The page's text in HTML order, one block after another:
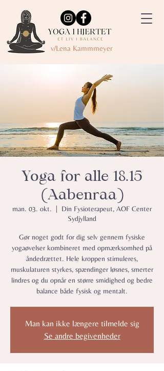
v/Lena Kammmeyer
Yoga for alle 18.15
(Aabenraa)
man. 03. okt.
Din Fysioterapeut, AOF Center
Sydjylland
Gør noget godt for dig selv gennem fysiske
yogaøvelser kombineret med opmærksomhed på
åndedrættet. Hele kroppen stimuleres,
muskulaturen styrkes, spændinger løsnes, smerter
lindres og du opnår en større smidighed og bedre
balance både fysisk og mentalt.
Man kan ikke længere tilmelde sig
Se andre begivenheder